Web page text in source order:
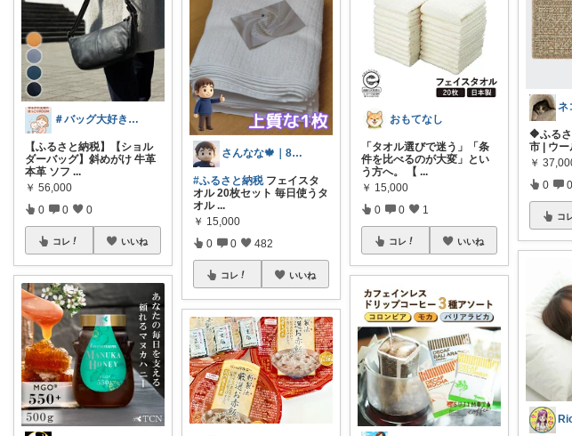
＃バッグ大好き＃楽天ルームさぶたん
【ふるさと納税】【ショル
ダーバッグ】斜めがけ 牛革
本革 ソフ ...
￥ 56,000
0 0 0
コレ いいね
さんなな🍁｜8月朝コレチャレンジ🌞
#ふるさと納税フェイスタ
オル 20枚セット 毎日使うタ
オル ...
￥ 15,000
0 0 482
コレ いいね
おもてなし
「タオル選びで迷う」「条
件を比べるのが大変」とい
う方へ。 【 ...
￥ 15,000
0 0 1
コレ いいね
🔶ふる
市 | ウ
￥
0 0
コ